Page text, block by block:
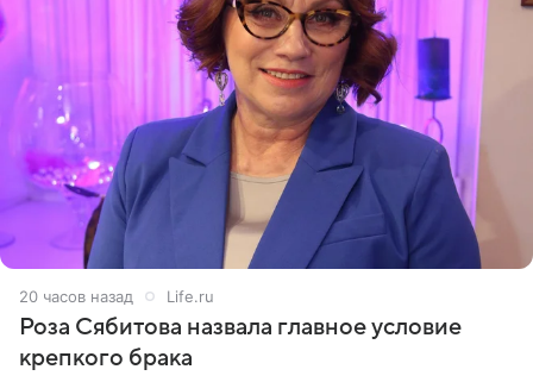
20 часов назад Life.ru
Роза Сябитова назвала главное условие
крепкого брака